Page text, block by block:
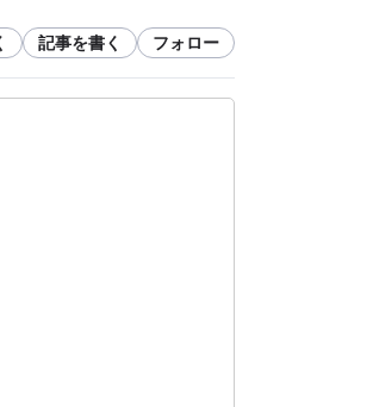
記事を書く フォロー